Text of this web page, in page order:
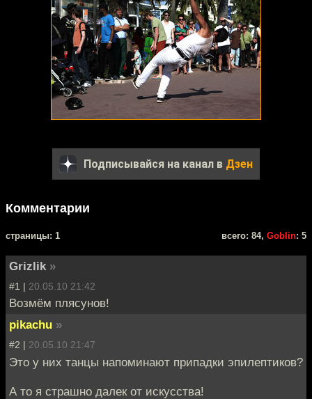
Подписывайся на канал в Дзен
Комментарии
cтраницы: 1 всего: 84, Goblin: 5
Grizlik »
#1 | 20.05.10 21:42
Возмём плясунов!
pikachu »
#2 | 20.05.10 21:47
Это у них танцы напоминают припадки эпилептиков?
А то я страшно далек от искусства!